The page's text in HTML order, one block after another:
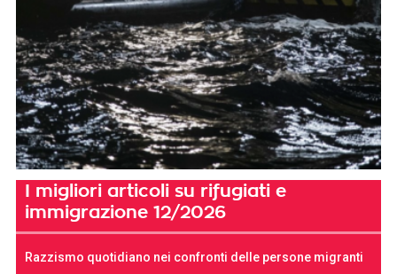
I migliori articoli su rifugiati e
immigrazione 12/2026
Razzismo quotidiano nei confronti delle persone migranti